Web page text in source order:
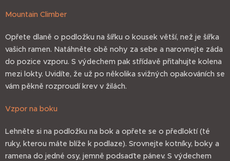
Mountain Climber
Opřete dlaně o podložku na šířku o kousek větší, než je šířka
vašich ramen. Natáhněte obě nohy za sebe a narovnejte záda
do pozice vzporu. S výdechem pak střídavě přitahujte kolena
mezi lokty. Uvidíte, že už po několika svižných opakováních se
vám pěkně rozproudí krev v žilách.
Vzpor na boku
Lehněte si na podložku na bok a opřete se o předloktí (té
ruky, kterou máte blíže k podlaze). Srovnejte kotníky, boky a
ramena do jedné osy, jemně podsaďte pánev. S výdechem